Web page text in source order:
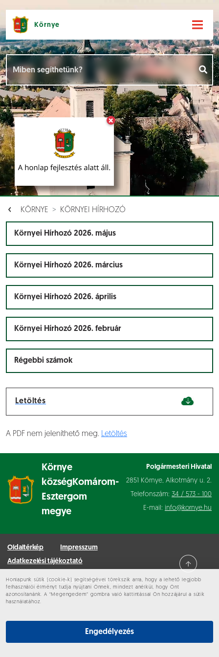
Honlapunk sütik (cookie-k) segítségével törekszik arra, hogy a lehető legjobb
felhasználói élményt tudja nyújtani Önnek, mindezt anélkül, hogy Önt
azonosítanánk. A “Megengedem” gombra való kattintással Ön hozzájárul a sütik
használatához.
Engedélyezés
×
Környe
KÖRNYE KÖRNYEI HÍRHOZÓ
Környei Hírhozó 2026. május
Környei Hírhozó 2026. március
Környei Hírhozó 2026. április
Környei Hírhozó 2026. február
Régebbi számok
Letöltés
A PDF nem jeleníthető meg. Letöltés
Környe
községKomárom-
Esztergom
megye
Polgármesteri Hivatal
2851 Környe, Alkotmány u. 2.
Telefonszám: 34 / 573 - 100
E-mail: info@kornye.hu
Oldaltérkép
Impresszum
Adatkezelési tájékoztató
Minden jog fenntartva © 2026 Környe
Hírek [
Események []
Dokumentumok []
Aloldalak [ ]